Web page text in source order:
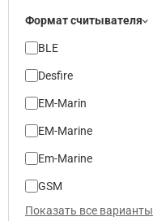
Формат считывателя
BLE
Desfire
EM-Marin
EM-Marine
Em-Marine
GSM
Показать все варианты